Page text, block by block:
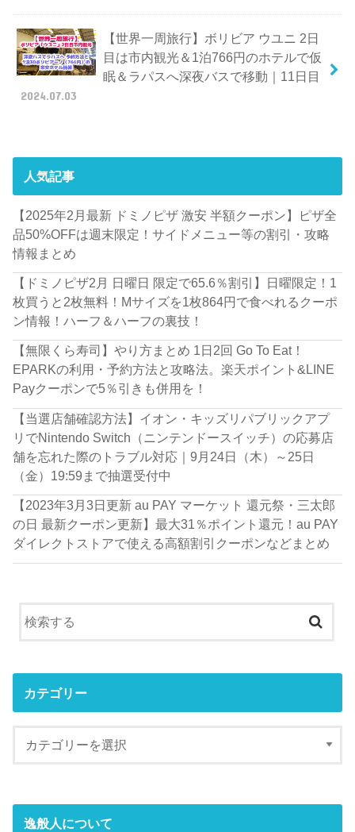
【世界一周旅行】ボリビア ウユニ 2日
目は市内観光＆1泊766円のホテルで仮
眠＆ラパスへ深夜バスで移動｜11日目
2024.07.03
人気記事
【2025年2月最新 ドミノピザ 激安 半額クーポン】ピザ全
品50%OFFは週末限定！サイドメニュー等の割引・攻略
情報まとめ
【ドミノピザ2月 日曜日 限定で65.6％割引】日曜限定！1
枚買うと2枚無料！Mサイズを1枚864円で食べれるクーポ
ン情報！ハーフ＆ハーフの裏技！
【無限くら寿司】やり方まとめ 1日2回 Go To Eat！
EPARKの利用・予約方法と攻略法。楽天ポイント&LINE
Payクーポンで5％引きも併用を！
【当選店舗確認方法】イオン・キッズリパブリックアプ
リでNintendo Switch（ニンテンドースイッチ）の応募店
舗を忘れた際のトラブル対応｜9月24日（木）～25日
（金）19:59まで抽選受付中
【2023年3月3日更新 au PAY マーケット 還元祭・三太郎
の日 最新クーポン更新】最大31％ポイント還元！au PAY
ダイレクトストアで使える高額割引クーポンなどまとめ
カテゴリー
逸般人について